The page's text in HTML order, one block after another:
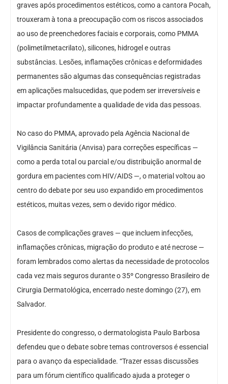
graves após procedimentos estéticos, como a cantora Pocah,
trouxeram à tona a preocupação com os riscos associados
ao uso de preenchedores faciais e corporais, como PMMA
(polimetilmetacrilato), silicones, hidrogel e outras
substâncias. Lesões, inflamações crônicas e deformidades
permanentes são algumas das consequências registradas
em aplicações malsucedidas, que podem ser irreversíveis e
impactar profundamente a qualidade de vida das pessoas.
No caso do PMMA, aprovado pela Agência Nacional de
Vigilância Sanitária (Anvisa) para correções específicas —
como a perda total ou parcial e/ou distribuição anormal de
gordura em pacientes com HIV/AIDS —, o material voltou ao
centro do debate por seu uso expandido em procedimentos
estéticos, muitas vezes, sem o devido rigor médico.
Casos de complicações graves — que incluem infecções,
inflamações crônicas, migração do produto e até necrose —
foram lembrados como alertas da necessidade de protocolos
cada vez mais seguros durante o 35º Congresso Brasileiro de
Cirurgia Dermatológica, encerrado neste domingo (27), em
Salvador.
Presidente do congresso, o dermatologista Paulo Barbosa
defendeu que o debate sobre temas controversos é essencial
para o avanço da especialidade. “Trazer essas discussões
para um fórum científico qualificado ajuda a proteger o